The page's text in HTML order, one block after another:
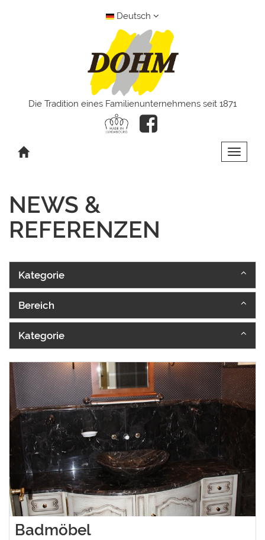
Deutsch
Die Tradition eines Familienunternehmens seit 1871
Toggle
NEWS &
REFERENZEN
Kategorie
Bereich
Kategorie
Badmöbel